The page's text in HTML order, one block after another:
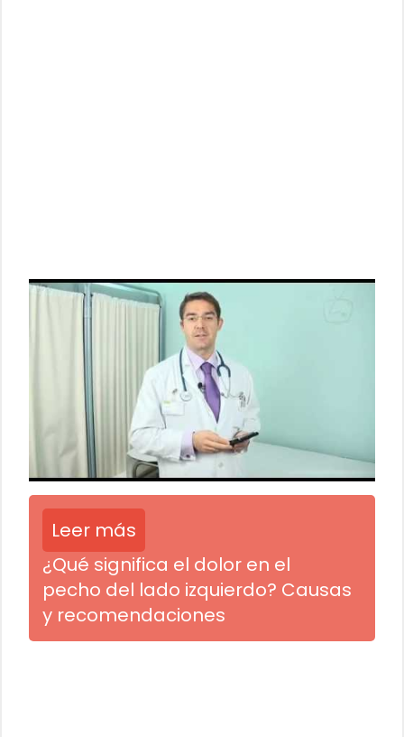
Leer más
¿Qué significa el dolor en el
pecho del lado izquierdo? Causas
y recomendaciones